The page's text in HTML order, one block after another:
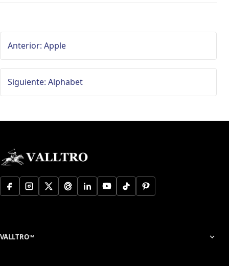
Anterior: Apple
Siguiente: Alphabet
VALLTRO™